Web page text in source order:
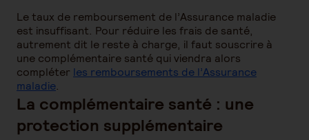
Le taux de remboursement de l’Assurance maladie
est insuffisant. Pour réduire les frais de santé,
autrement dit le reste à charge, il faut souscrire à
une complémentaire santé qui viendra alors
compléter les remboursements de l’Assurance
maladie.
La complémentaire santé : une
protection supplémentaire